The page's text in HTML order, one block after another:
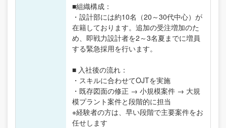
■組織構成：
・設計部には約10名（20～30代中心）が
在籍しております。追加の受注増加のた
め、即戦力設計者を2～3名夏までに増員
する緊急採用を行います。
■ 入社後の流れ：
・スキルに合わせてOJTを実施
・既存図面の修正 → 小規模案件 → 大規
模プラント案件と段階的に担当
※経験者の方は、早い段階で主要案件をお
任せします